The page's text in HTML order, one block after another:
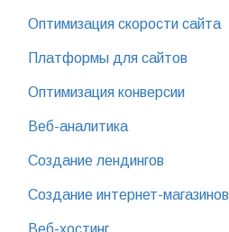
Оптимизация скорости сайта
Платформы для сайтов
Оптимизация конверсии
Веб-аналитика
Создание лендингов
Создание интернет-магазинов